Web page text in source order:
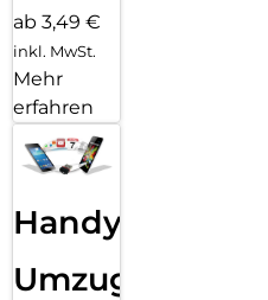
ab 3,49 €
inkl. MwSt.
Mehr
erfahren
Handy
Umzug